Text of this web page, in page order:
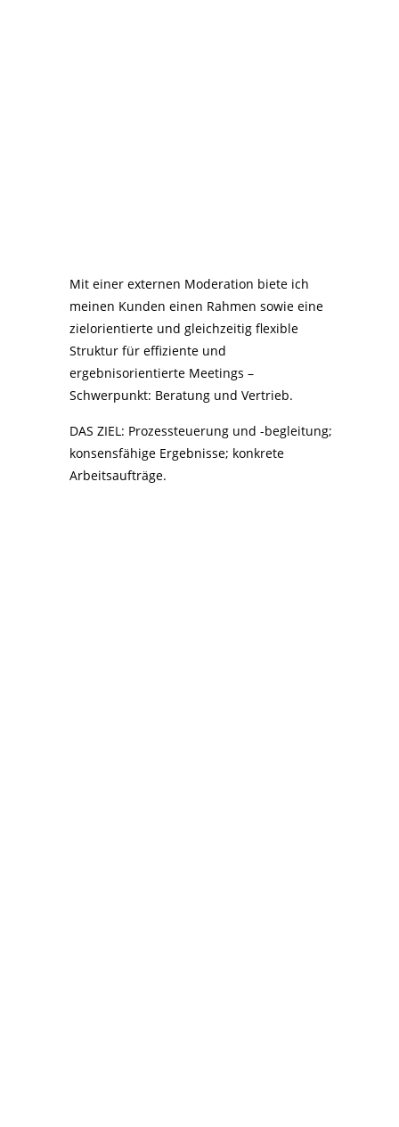
Mit einer externen Moderation biete ich
meinen Kunden einen Rahmen sowie eine
zielorientierte und gleichzeitig flexible
Struktur für effiziente und
ergebnisorientierte Meetings –
Schwerpunkt: Beratung und Vertrieb.
DAS ZIEL: Prozessteuerung und -begleitung;
konsensfähige Ergebnisse; konkrete
Arbeitsaufträge.